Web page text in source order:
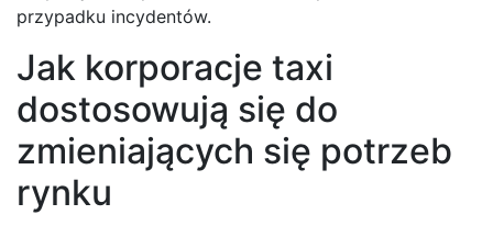
przypadku incydentów.
Jak korporacje taxi
dostosowują się do
zmieniających się potrzeb
rynku